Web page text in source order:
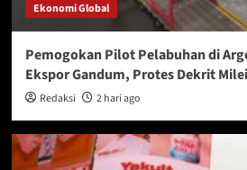
Ekonomi Global
Pemogokan Pilot Pelabuhan di
Ekspor Gandum, Protes Dekrit Milei
Redaksi 2 hari ago